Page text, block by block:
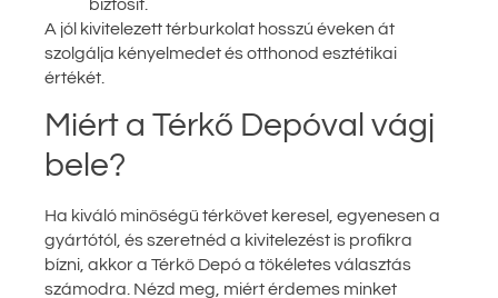
biztosít.
A jól kivitelezett térburkolat hosszú éveken át
szolgálja kényelmedet és otthonod esztétikai
értékét.
Miért a Térkő Depóval vágj
bele?
Ha kiváló minőségű térkövet keresel, egyenesen a
gyártótól, és szeretnéd a kivitelezést is profikra
bízni, akkor a Térkő Depó a tökéletes választás
számodra. Nézd meg, miért érdemes minket